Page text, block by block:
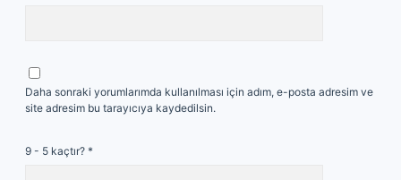
Daha sonraki yorumlarımda kullanılması için adım, e-posta adresim ve
site adresim bu tarayıcıya kaydedilsin.
9 - 5 kaçtır? *